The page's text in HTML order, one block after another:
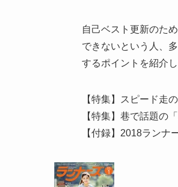
自己ベスト更新のた
できないという人、
するポイントを紹介し
【特集】スピード走
【特集】巷で話題の
【付録】2018ランナ